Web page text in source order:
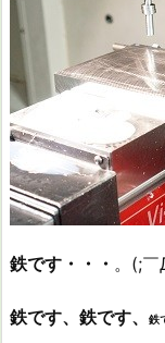
鉄です・・・ 。(;
鉄です、鉄です、 鉄